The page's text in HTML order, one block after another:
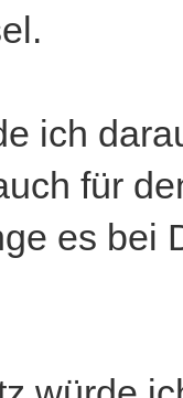
ich
für
es bei